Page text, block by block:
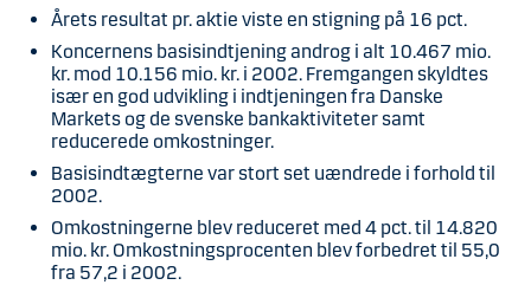
Årets resultat pr. aktie viste en stigning på 16 pct.
Koncernens basisindtjening androg i alt 10.467 mio.
kr. mod 10.156 mio. kr. i 2002. Fremgangen skyldtes
især en god udvikling i indtjeningen fra Danske
Markets og de svenske bankaktiviteter samt
reducerede omkostninger.
Basisindtægterne var stort set uændrede i forhold til
2002.
Omkostningerne blev reduceret med 4 pct. til 14.820
mio. kr. Omkostningsprocenten blev forbedret til 55,0
fra 57,2 i 2002.